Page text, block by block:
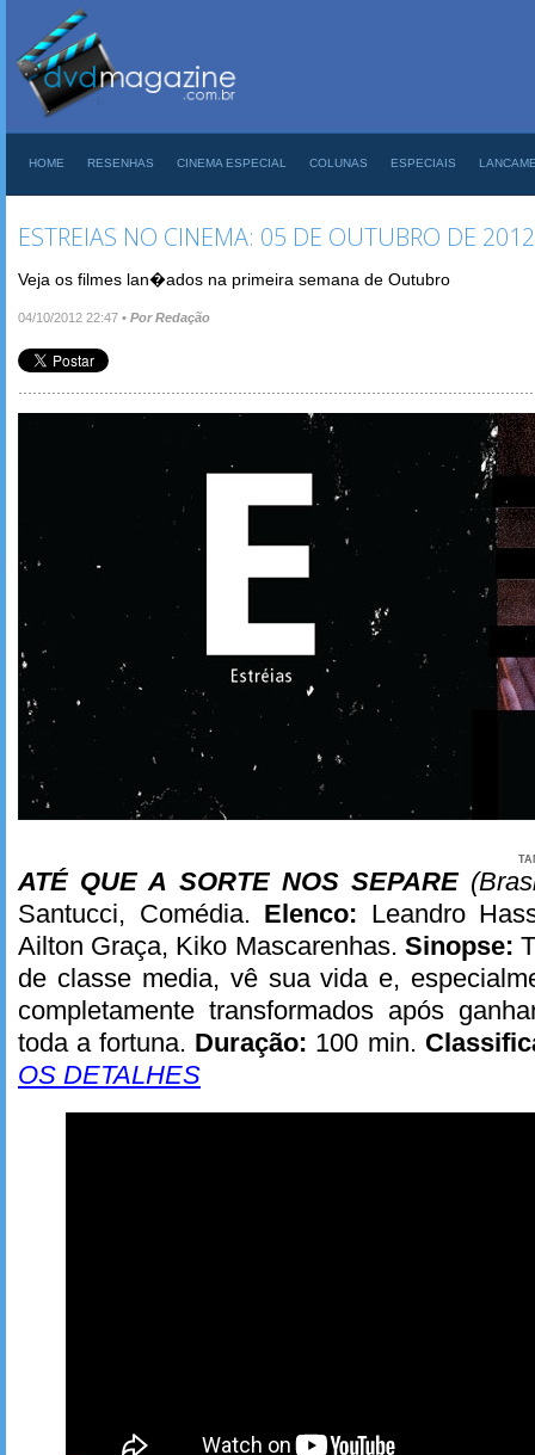
HOME RESENHAS CINEMA ESPECIAL COLUNAS ESPECIAIS
ESTREIAS NO CINEMA: 05 DE OUTUBRO DE 2012
Veja os filmes lan�ados na primeira semana de Outubro
04/10/2012 22:47 • Por Redação
ATÉ QUE A SORTE NOS SEPARE
Santucci, Comédia. Elenco: Leandro
Ailton Graça, Kiko Mascarenhas. Sinopse:
de classe media, vê sua vida e,
completamente transformados após
toda a fortuna. Duração: 100 min.
OS DETALHES